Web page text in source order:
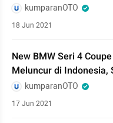
kumparanOTO
18 Jun 2021
New BMW Seri 4
Meluncur di Indonesia,
kumparanOTO
17 Jun 2021